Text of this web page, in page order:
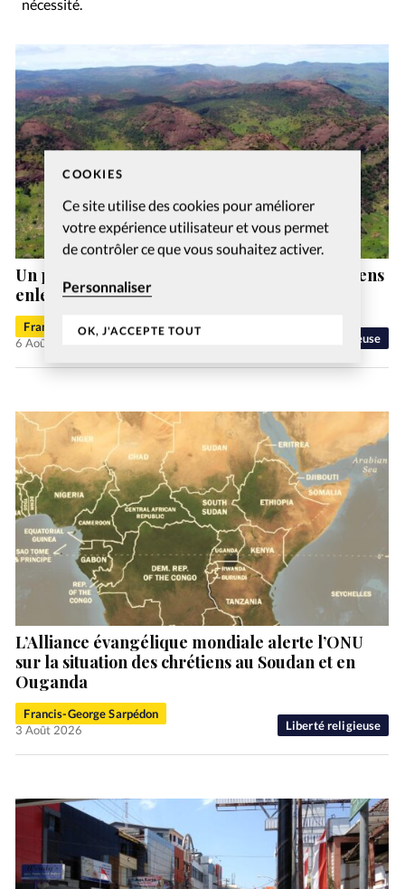
COOKIES
Ce site utilise des cookies pour améliorer
votre expérience utilisateur et vous permet
de contrôler ce que vous souhaitez activer.
Personnaliser
OK, J'ACCEPTE TOUT
nécessité.
Liberté religieuse
Un pasteur assassiné et des dizaines de chrétiens
enlevés au Soudan
Francis-George Sarpédon
6 Août 2026
Liberté religieuse
L’Alliance évangélique mondiale alerte l’ONU
sur la situation des chrétiens au Soudan et en
Ouganda
Francis-George Sarpédon
3 Août 2026